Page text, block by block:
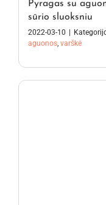
Pyragas su
sūrio sluoksniu
2022-03-10
aguonos, varškė